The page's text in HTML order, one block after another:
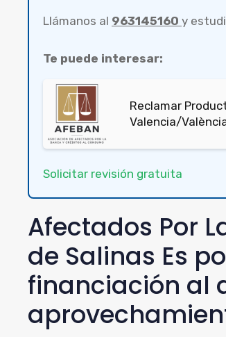
Llámanos al 963145160 y
Te puede interesar:
Reclamar
Valencia/
Solicitar revisión gratuita
Afectados Por
de Salinas Es
financiación al